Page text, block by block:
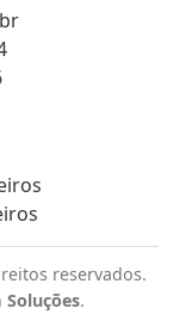
reservados.
.